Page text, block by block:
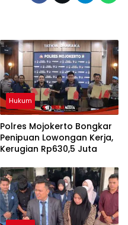
Hukum
Polres Mojokerto Bongkar
Penipuan Lowongan Kerja,
Kerugian Rp630,5 Juta